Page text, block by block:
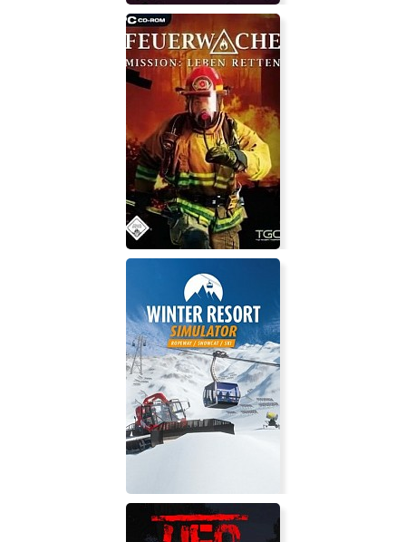
Super Sanctum TD
Жизнь в огне: Код спасения 01